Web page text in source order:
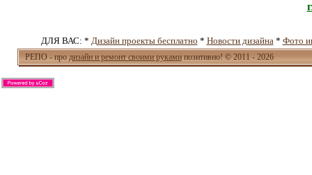
ДЛЯ ВАС: * Дизайн проекты бесплатно * Новости дизайна * Фото
РЕПО - про дизайн и ремонт своими рукамипозитивно! © 2011 - 2026